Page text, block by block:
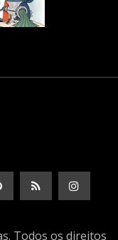
Todos os direitos